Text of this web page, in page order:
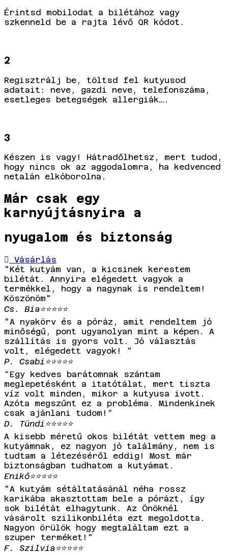
Érintsd mobilodat a bilétához vagy
szkenneld be a rajta lévő QR kódot.
2
Regisztrálj be, töltsd fel kutyusod
adatait: neve, gazdi neve, telefonszáma,
esetleges betegségek allergiák….
3
Készen is vagy! Hátradőlhetsz, mert tudod,
hogy nincs ok az aggodalomra, ha kedvenced
netalán elkóborolna.
Már csak egy
karnyújtásnyira a
nyugalom és biztonság
Vásárlás
"Két kutyám van, a kicsinek kerestem
bilétát. Annyira elégedett vagyok a
termékkel, hogy a nagynak is rendeltem!
Köszönöm"
Cs. Bia⭐⭐⭐⭐⭐
"A nyakörv és a póráz, amit rendeltem jó
minőségű, pont ugyanolyan mint a képen. A
szállítás is gyors volt. Jó választás
volt, elégedett vagyok! "
P. Csabi⭐⭐⭐⭐⭐
“Egy kedves barátomnak szántam
meglepetésként a itatótálat, mert tiszta
víz volt minden, mikor a kutyusa ivott.
Azóta megszűnt ez a probléma. Mindenkinek
csak ajánlani tudom!”
D. Tündi⭐⭐⭐⭐⭐
A kisebb méretű okos bilétát vettem meg a
kutyámnak, ez nagyon jó találmány, nem is
tudtam a létezéséről eddig! Most már
biztonságban tudhatom a kutyámat.
Enikő⭐⭐⭐⭐⭐
"A kutyám sétáltatásánál néha rossz
karikába akasztottam bele a pórázt, így
sok bilétát elhagytunk. Az Önöknél
vásárolt szilikonbiléta ezt megoldotta.
Nagyon örülök hogy megtaláltam ezt a
szuper terméket!"
F. Szilvia⭐⭐⭐⭐⭐